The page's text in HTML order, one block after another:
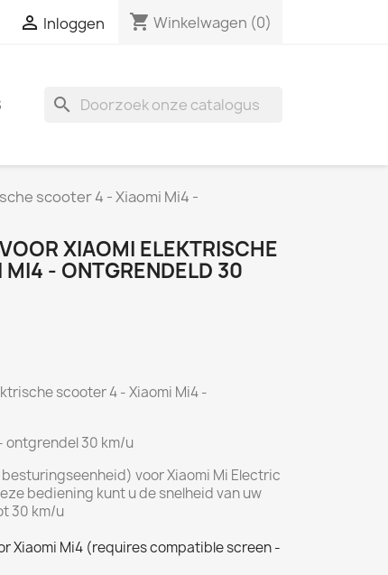
 Inloggen shopping_cart Winkelwagen (0)
search
scooter 4 - Xiaomi Mi4 -
XIAOMI ELEKTRISCHE
- ONTGRENDELD 30
scooter 4 - Xiaomi Mi4 -
ontgrendel 30 km/u
voor Xiaomi Mi Electric
bediening kunt u de snelheid van uw
30 km/u
Xiaomi Mi4 (requires compatible screen -